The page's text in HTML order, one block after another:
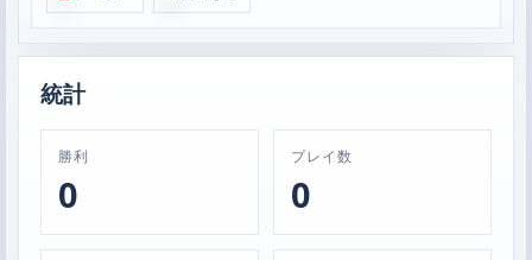
統計
勝利
0
プレイ数
0